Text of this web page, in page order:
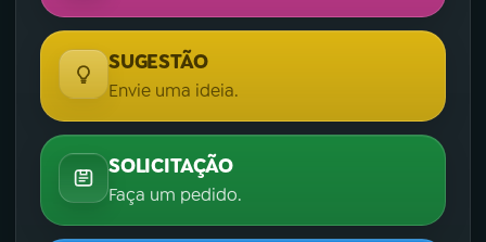
SUGESTÃO
Envie uma ideia.
SOLICITAÇÃO
Faça um pedido.